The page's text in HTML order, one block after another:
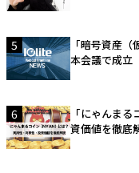
5
「暗号資産
本会議で成立
6
「にゃんま
資価値を徹底